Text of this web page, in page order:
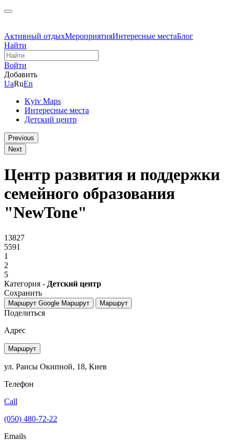
Активный отдыхМероприятияИнтересные местаБлог
Найти
Войти
Добавить
UaRuEn
Kyiv Maps
Интересные места
Детский центр
Previous
Next
Центр развития и поддержки
семейного образования
"NewTone"
13827
5591
1
2
5
Категория - Детский центр
Сохранить
Маршрут Google Маршрут Маршрут
Поделиться
Адрес
Маршрут
ул. Раисы Окипной, 18, Киев
Телефон
Call
(050) 480-72-22
Emails